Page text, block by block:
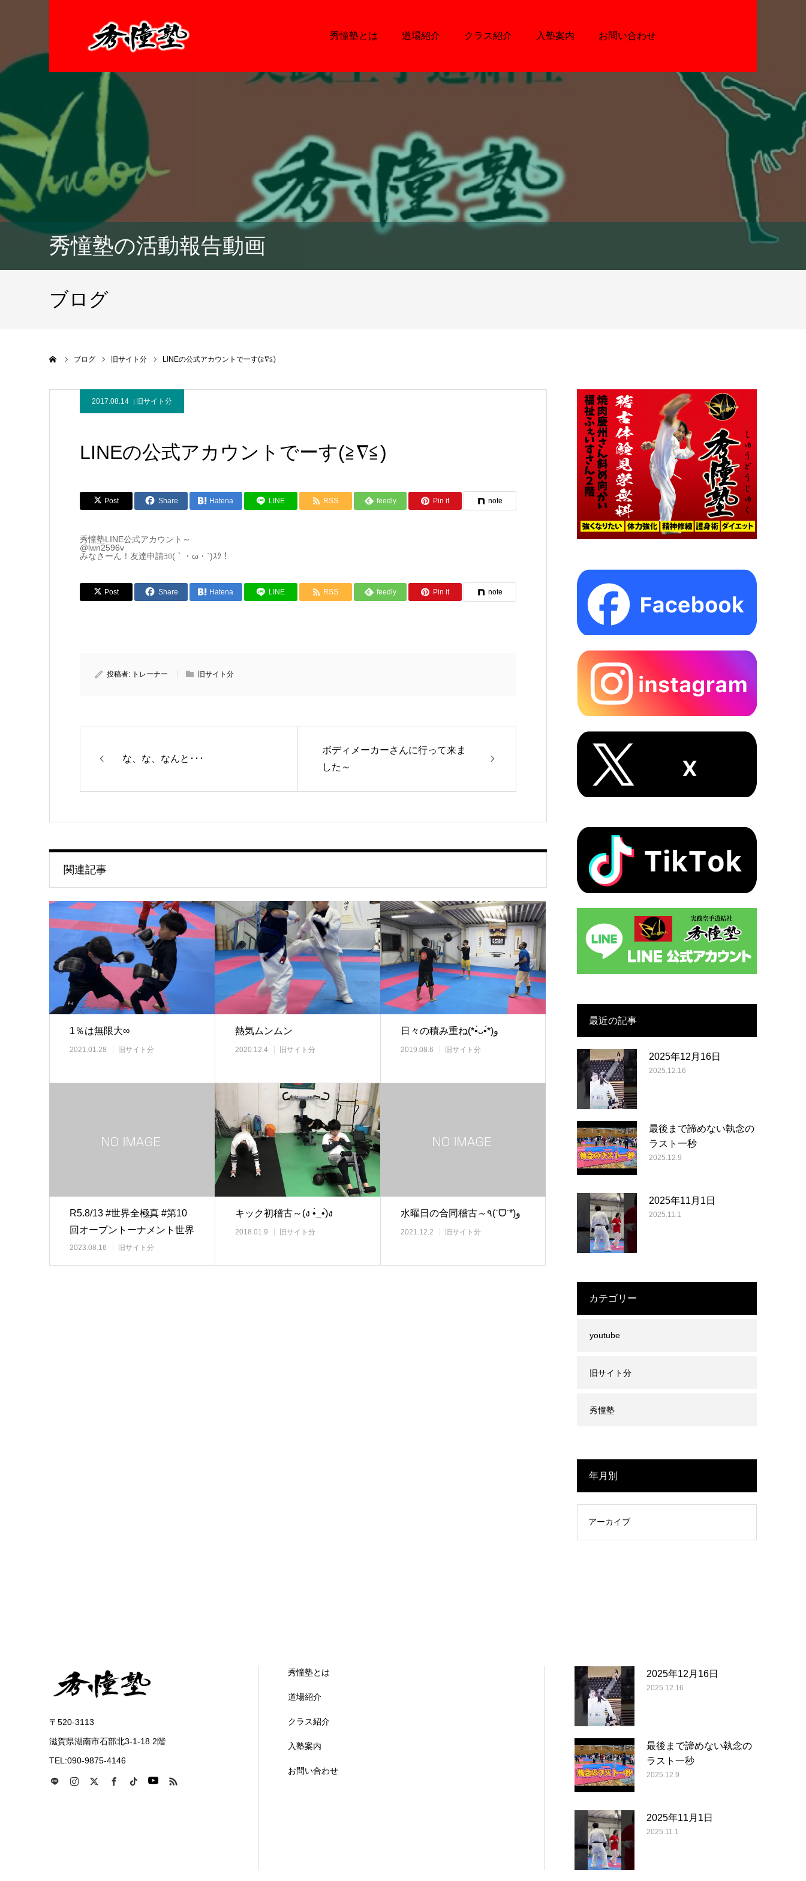
秀憧塾とは 道場紹介 クラス紹介 入塾案内 お問い合わせ
秀憧塾の活動報告動画
ブログ
ブログ 旧サイト分 LINEの公式アカウントでーす(≧∇≦)
2017.08.14 旧サイト分
LINEの公式アカウントでーす(≧∇≦)
Post Share Hatena LINE RSS feedly Pin it note
秀憧塾LINE公式アカウント～
@lwn2596v
みなさーん！友達申請ﾖﾛ(｀・ω・´)ｽｸ！
Post Share Hatena LINE RSS feedly Pin it note
投稿者: トレーナー 旧サイト分
な、な、なんと･･･
ボディメーカーさんに行って来ま
した～
関連記事
1％は無限大∞
2021.01.28 旧サイト分
熱気ムンムン
2020.12.4 旧サイト分
日々の積み重ね(*•̀ᴗ•́*)و
2019.08.6 旧サイト分
R5.8/13 #世界全極真 #第10
回オープントーナメント世界
全極…
2023.08.16 旧サイト分
キック初稽古～(ง •̀_•́)ง
2018.01.9 旧サイト分
水曜日の合同稽古～٩(ˊᗜˋ*)و
2021.12.2 旧サイト分
最近の記事
2025年12月16日
2025.12.16
最後まで諦めない執念の
ラスト一秒
2025.12.9
2025年11月1日
2025.11.1
カテゴリー
youtube
旧サイト分
秀憧塾
年月別
〒520-3113
滋賀県湖南市石部北3-1-18 2階
TEL:090-9875-4146
秀憧塾とは
道場紹介
クラス紹介
入塾案内
お問い合わせ
2025年12月16日
2025.12.16
最後まで諦めない執念の
ラスト一秒
2025.12.9
2025年11月1日
2025.11.1